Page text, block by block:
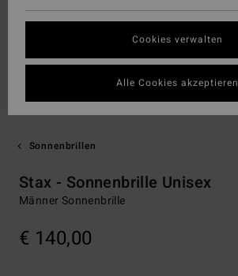
Sonnenbrillen
Stax - Sonnenbrille Unisex
Männer Sonnenbrille
€ 140,00
Cookies verwalten
Alle Cookies akzeptieren